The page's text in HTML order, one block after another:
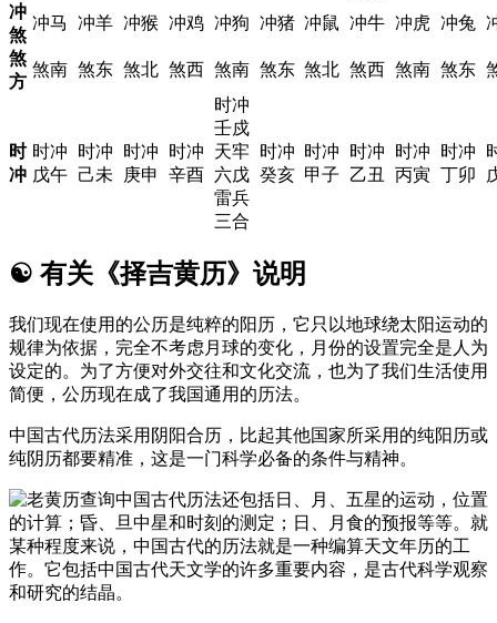
冲
煞
冲马 冲羊 冲猴 冲鸡 冲狗 冲猪 冲鼠 冲牛 冲虎 冲兔
煞
方
煞南 煞东 煞北 煞西 煞南 煞东 煞北 煞西 煞南 煞东
时
冲
时冲
戊午
时冲
己未
时冲
庚申
时冲
辛酉
时冲
壬戍
天牢
六戊
雷兵
三合
时冲
癸亥
时冲
甲子
时冲
乙丑
时冲
丙寅
时冲
丁卯
☯ 有关《择吉黄历》说明
我们现在使用的公历是纯粹的阳历，它只以地球绕太阳运动的
规律为依据，完全不考虑月球的变化，月份的设置完全是人为
设定的。为了方便对外交往和文化交流，也为了我们生活使用
简便，公历现在成了我国通用的历法。
中国古代历法采用阴阳合历，比起其他国家所采用的纯阳历或
纯阴历都要精准，这是一门科学必备的条件与精神。
中国古代历法还包括日、月、五星的运动，位置
的计算；昏、旦中星和时刻的测定；日、月食的预报等等。就
某种程度来说，中国古代的历法就是一种编算天文年历的工
作。它包括中国古代天文学的许多重要内容，是古代科学观察
和研究的结晶。